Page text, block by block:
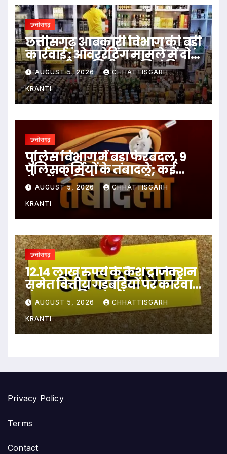
छत्तीसगढ़
छत्तीसगढ़ आबकारी विभाग की बड़ी
कार्रवाई : ओवररेटिंग मामले में दो
आबकारी उप निरीक्षक निलंबित
AUGUST 5, 2026 CHHATTISGARH
KRANTI
छत्तीसगढ़
पुलिस विभाग में बड़ा फेरबदल, 9
पुलिसकर्मियों के तबादले; कई
थानों को मिले नए प्रभारी
AUGUST 5, 2026 CHHATTISGARH
KRANTI
छत्तीसगढ़
12.14 लाख रुपये के कैश ट्रांजेक्शन
समेत वित्तीय गड़बड़ियों पर कार्रवाई,
पंचायत सचिव सस्पेंड…
AUGUST 5, 2026 CHHATTISGARH
KRANTI
Privacy Policy
Terms
Contact